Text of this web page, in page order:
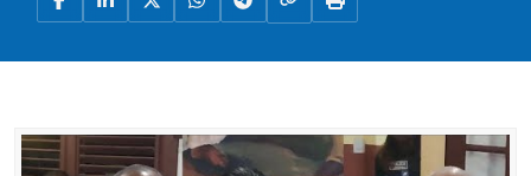
FacebookLinkedIn
X WhatsAppTelegram Imprimer la page